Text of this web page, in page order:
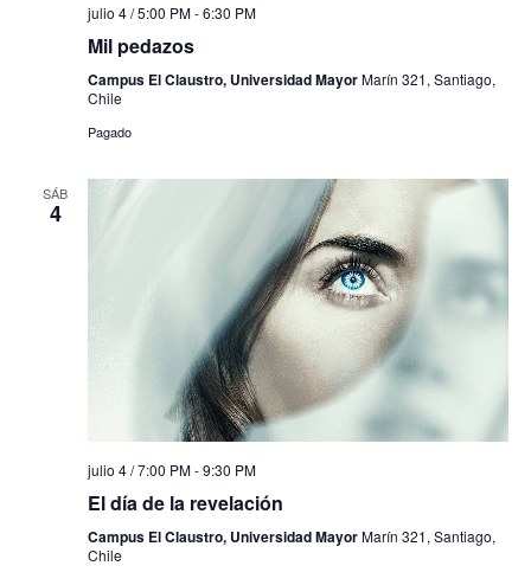
julio 4 / 5:00 PM-6:30 PM
Mil pedazos
Campus El Claustro, Universidad MayorMarín 321, Santiago,
Chile
Pagado
SÁB
4
julio 4 / 7:00 PM-9:30 PM
El día de la revelación
Campus El Claustro, Universidad MayorMarín 321, Santiago,
Chile